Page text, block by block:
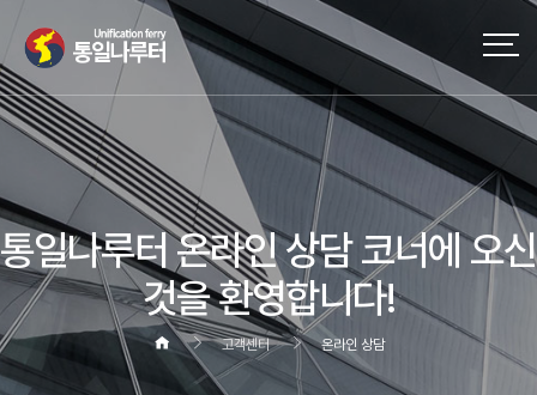
통일나루터 온라인 상담 코너에 오신
것을 환영합니다!
고객센터 온라인 상담